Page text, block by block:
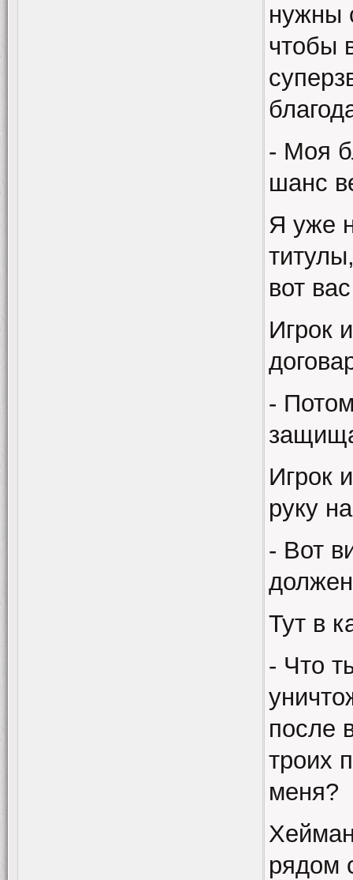
нужны
чтобы
- Моя
шанс
Я уже
вот
Игрок
-
Игрок
руку
- Вот
Тут в
- Что
после
троих
меня?
рядом